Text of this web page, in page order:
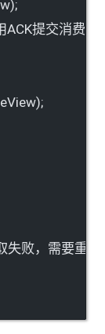
提交消费结
败，需要重